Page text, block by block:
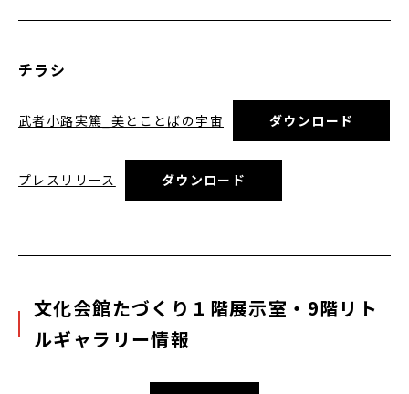
チラシ
武者小路実篤_美とことばの宇宙 ダウンロード
プレスリリース ダウンロード
文化会館たづくり１階展示室・9階リト
ルギャラリー情報